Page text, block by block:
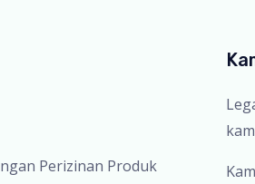
Perizinan Produk